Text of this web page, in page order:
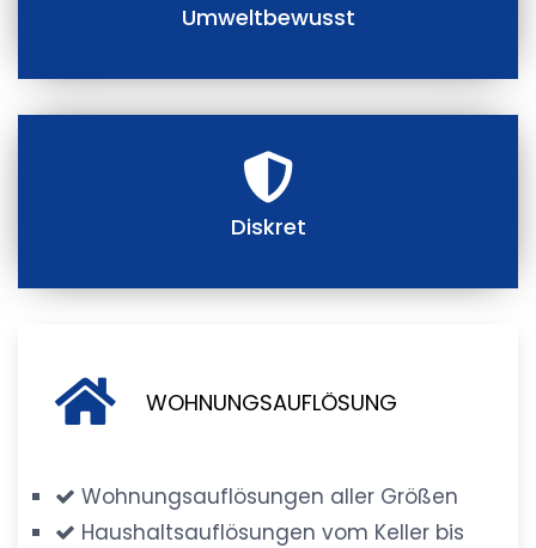
Umweltbewusst
Diskret
WOHNUNGSAUFLÖSUNG
Wohnungsauflösungen aller Größen
Haushaltsauflösungen vom Keller bis